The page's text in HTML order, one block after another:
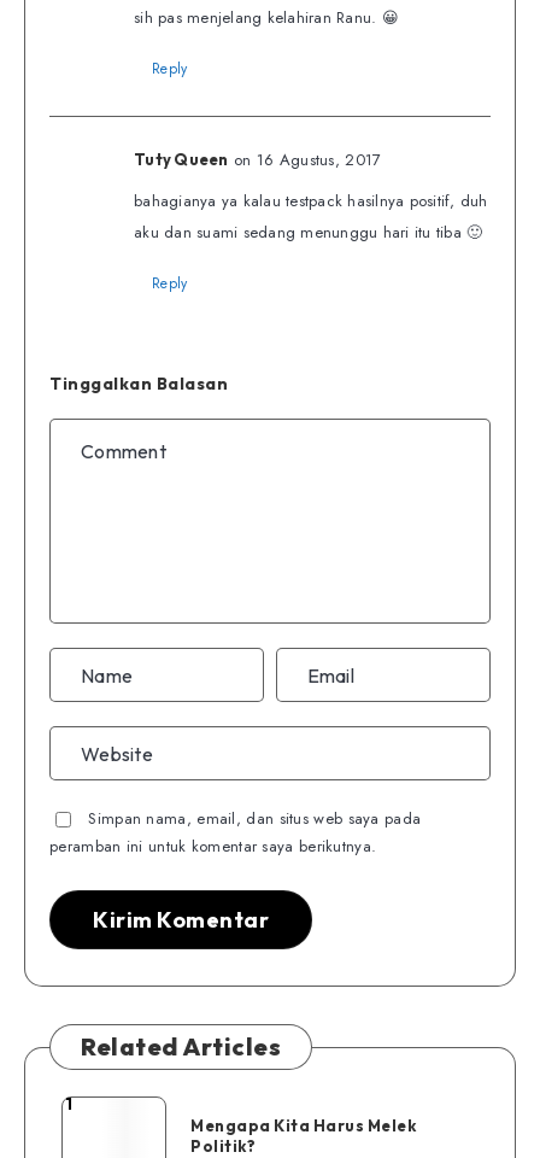
sih pas menjelang kelahiran Ranu. 😀
Reply
Tuty Queen on 16 Agustus, 2017
bahagianya ya kalau testpack hasilnya positif, duh
aku dan suami sedang menunggu hari itu tiba 🙂
Reply
Tinggalkan Balasan
Simpan nama, email, dan situs web saya pada
peramban ini untuk komentar saya berikutnya.
Related Articles
Mengapa
1
Mengapa Kita Harus Melek
Politik?